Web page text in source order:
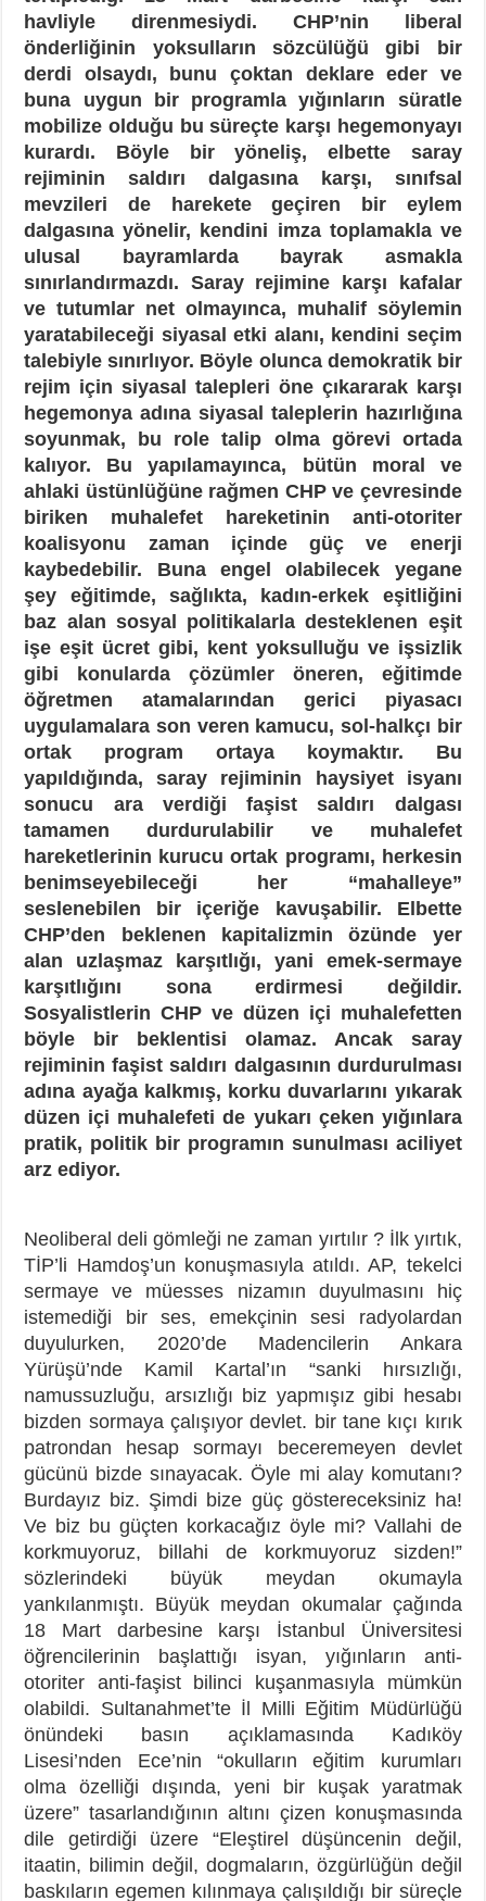
havliyle direnmesiydi. CHP’nin liberal
önderliğinin yoksulların sözcülüğü gibi bir
derdi olsaydı, bunu çoktan deklare eder ve
buna uygun bir programla yığınların süratle
mobilize olduğu bu süreçte karşı hegemonyayı
kurardı. Böyle bir yöneliş, elbette saray
rejiminin saldırı dalgasına karşı, sınıfsal
mevzileri de harekete geçiren bir eylem
dalgasına yönelir, kendini imza toplamakla ve
ulusal bayramlarda bayrak asmakla
sınırlandırmazdı. Saray rejimine karşı kafalar
ve tutumlar net olmayınca, muhalif söylemin
yaratabileceği siyasal etki alanı, kendini seçim
talebiyle sınırlıyor. Böyle olunca demokratik bir
rejim için siyasal talepleri öne çıkararak karşı
hegemonya adına siyasal taleplerin hazırlığına
soyunmak, bu role talip olma görevi ortada
kalıyor. Bu yapılamayınca, bütün moral ve
ahlaki üstünlüğüne rağmen CHP ve çevresinde
biriken muhalefet hareketinin anti-otoriter
koalisyonu zaman içinde güç ve enerji
kaybedebilir. Buna engel olabilecek yegane
şey eğitimde, sağlıkta, kadın-erkek eşitliğini
baz alan sosyal politikalarla desteklenen eşit
işe eşit ücret gibi, kent yoksulluğu ve işsizlik
gibi konularda çözümler öneren, eğitimde
öğretmen atamalarından gerici piyasacı
uygulamalara son veren kamucu, sol-halkçı bir
ortak program ortaya koymaktır. Bu
yapıldığında, saray rejiminin haysiyet isyanı
sonucu ara verdiği faşist saldırı dalgası
tamamen durdurulabilir ve muhalefet
hareketlerinin kurucu ortak programı, herkesin
benimseyebileceği her “mahalleye”
seslenebilen bir içeriğe kavuşabilir. Elbette
CHP’den beklenen kapitalizmin özünde yer
alan uzlaşmaz karşıtlığı, yani emek-sermaye
karşıtlığını sona erdirmesi değildir.
Sosyalistlerin CHP ve düzen içi muhalefetten
böyle bir beklentisi olamaz. Ancak saray
rejiminin faşist saldırı dalgasının durdurulması
adına ayağa kalkmış, korku duvarlarını yıkarak
düzen içi muhalefeti de yukarı çeken yığınlara
pratik, politik bir programın sunulması aciliyet
arz ediyor.
Neoliberal deli gömleği ne zaman yırtılır ? İlk yırtık,
TİP’li Hamdoş’un konuşmasıyla atıldı. AP, tekelci
sermaye ve müesses nizamın duyulmasını hiç
istemediği bir ses, emekçinin sesi radyolardan
duyulurken, 2020’de Madencilerin Ankara
Yürüşü’nde Kamil Kartal’ın “sanki hırsızlığı,
namussuzluğu, arsızlığı biz yapmışız gibi hesabı
bizden sormaya çalışıyor devlet. bir tane kıçı kırık
patrondan hesap sormayı beceremeyen devlet
gücünü bizde sınayacak. Öyle mi alay komutanı?
Burdayız biz. Şimdi bize güç göstereceksiniz ha!
Ve biz bu güçten korkacağız öyle mi? Vallahi de
korkmuyoruz, billahi de korkmuyoruz sizden!”
sözlerindeki büyük meydan okumayla
yankılanmıştı. Büyük meydan okumalar çağında
18 Mart darbesine karşı İstanbul Üniversitesi
öğrencilerinin başlattığı isyan, yığınların anti-
otoriter anti-faşist bilinci kuşanmasıyla mümkün
olabildi. Sultanahmet’te İl Milli Eğitim Müdürlüğü
önündeki basın açıklamasında Kadıköy
Lisesi’nden Ece’nin “okulların eğitim kurumları
olma özelliği dışında, yeni bir kuşak yaratmak
üzere” tasarlandığının altını çizen konuşmasında
dile getirdiği üzere “Eleştirel düşüncenin değil,
itaatin, bilimin değil, dogmaların, özgürlüğün değil
baskıların egemen kılınmaya çalışıldığı bir süreçle